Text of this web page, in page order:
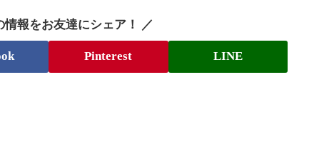
情報をお友達にシェア！ ／
Pinterest LINE